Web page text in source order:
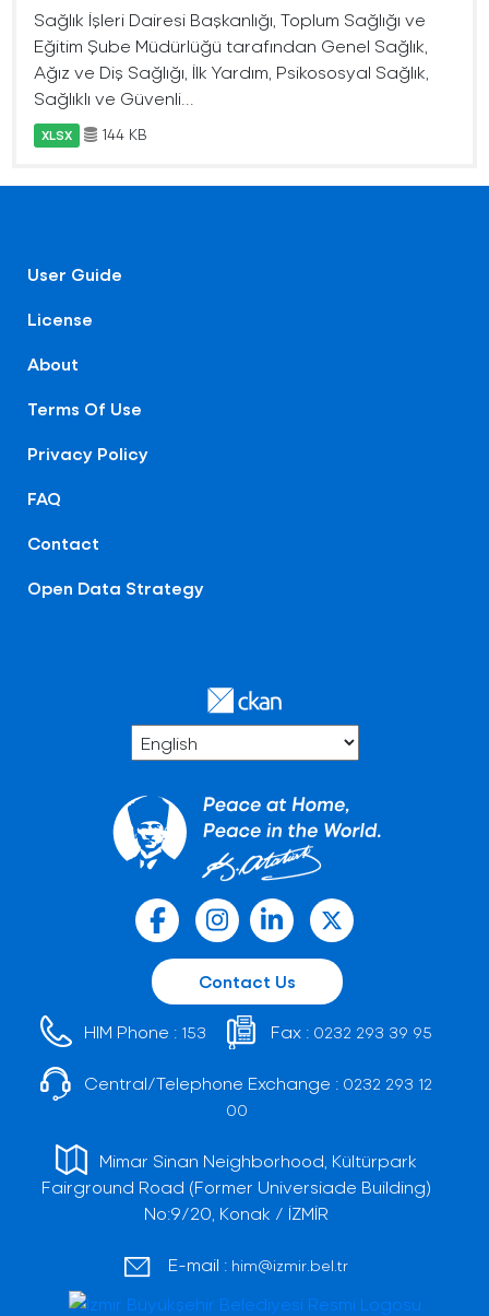
Sağlık İşleri Dairesi Başkanlığı, Toplum Sağlığı ve
Eğitim Şube Müdürlüğü tarafından Genel Sağlık,
Ağız ve Diş Sağlığı, İlk Yardım, Psikososyal Sağlık,
Sağlıklı ve Güvenli...
XLSX 144 KB
User Guide
License
About
Terms Of Use
Privacy Policy
FAQ
Contact
Open Data Strategy
Contact Us
HIM Phone : 153 Fax : 0232 293 39 95
Central/Telephone Exchange : 0232 293 12
00
Mimar Sinan Neighborhood, Kültürpark
Fairground Road (Former Universiade Building)
No:9/20, Konak / İZMİR
E-mail : him@izmir.bel.tr